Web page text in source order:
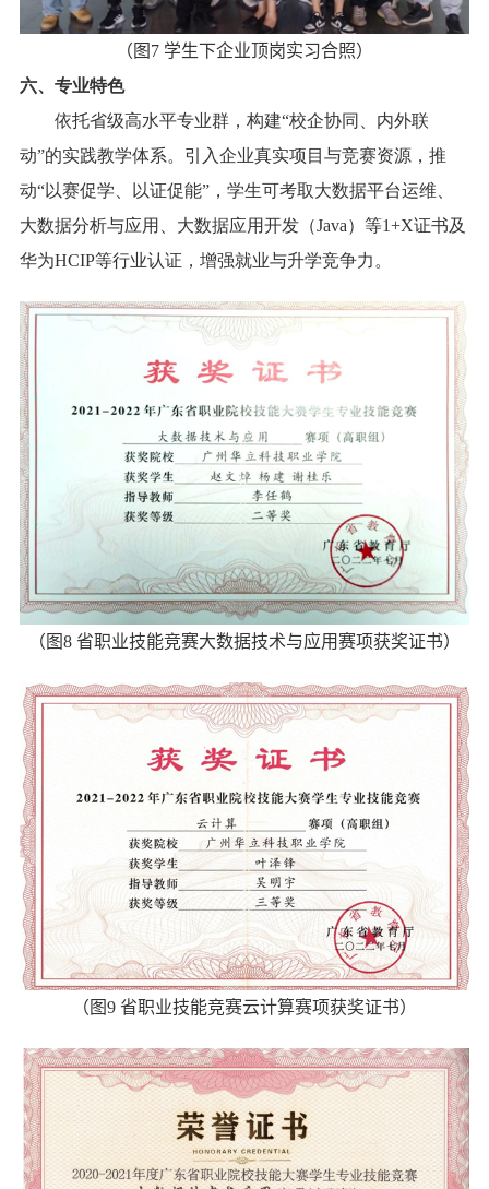
（图 7 学生下企业顶岗实习合照）
六、专业特色
依托省级高水平专业群，构建“校企协同、内外联
动”的实践教学体系。引入企业真实项目与竞赛资源，推
动“以赛促学、以证促能”，学生可考取大数据平台运维、
大数据分析与应用、大数据应用开发（Java）等1+X证书及
华为HCIP等行业认证，增强就业与升学竞争力。
（ 图8 省职业技能竞赛大数据技术与应用赛项获奖证书）
（ 图9 省职业技能竞赛云计算赛项获奖证书）